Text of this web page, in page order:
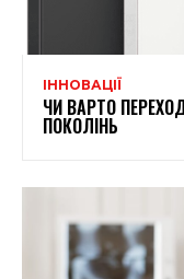
ІННОВАЦІЇ
ЧИ ВАРТО
ПОКОЛІНЬ